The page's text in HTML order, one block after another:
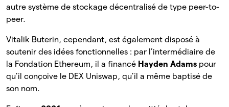
autre système de stockage décentralisé de type peer-to-
peer.
Vitalik Buterin, cependant, est également disposé à
soutenir des idées fonctionnelles : par l’intermédiaire de
la Fondation Ethereum, il a financé Hayden Adams pour
qu’il conçoive le DEX Uniswap, qu’il a même baptisé de
son nom.